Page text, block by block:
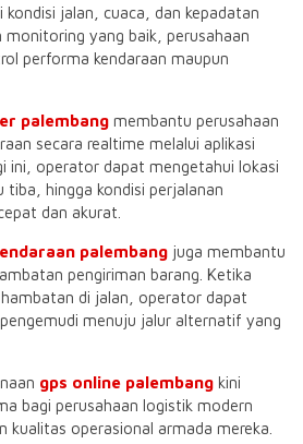
jalan, cuaca, dan kepadatan
monitoring yang baik, perusahaan
performa kendaraan maupun
palembang membantu perusahaan
secara realtime melalui aplikasi
ini, operator dapat mengetahui lokasi
hingga kondisi perjalanan
dan akurat.
palembang juga membantu
pengiriman barang. Ketika
di jalan, operator dapat
menuju jalur alternatif yang
gps online palembang kini
bagi perusahaan logistik modern
kualitas operasional armada mereka.